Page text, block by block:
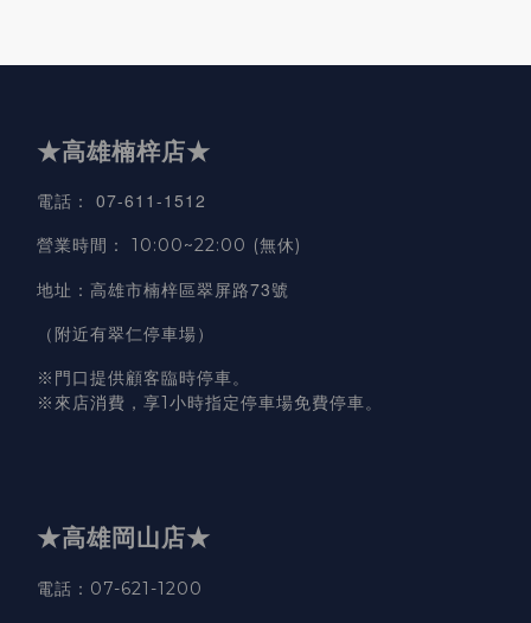
★高雄楠梓店★
電話 ： 07-611-1512
營業時間 ： 10:00~22:00 (無休)
地址 ： 高雄市楠梓區翠屏路73號
（附近有翠仁停車場）
※門口提供顧客臨時停車。
※來店消費，享1小時指定停車場免費停車。
★高雄岡山店★
電話：07-621-1200